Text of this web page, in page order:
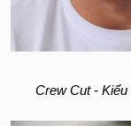
Crew Cut -